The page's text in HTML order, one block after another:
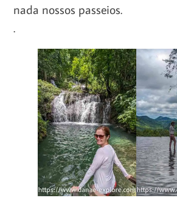
nada nossos passeios.
.